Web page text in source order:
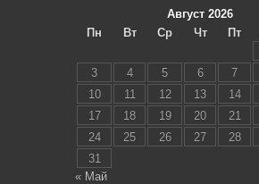
Август 2026
Пн
Вт Ср Чт Пт
3
4 5 6 7
10
11 12 13 14
17
18 19 20 21
24
25 26 27 28
31
« Май